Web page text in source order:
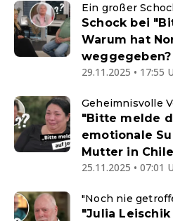
Ein großer
Schock bei
Warum hat
weggegeben?
29.11.2025 • 17:55
Geheimnisvolle
"Bitte melde
emotionale
Mutter in Chile
25.11.2025 • 07:01
"Noch nie
"Julia